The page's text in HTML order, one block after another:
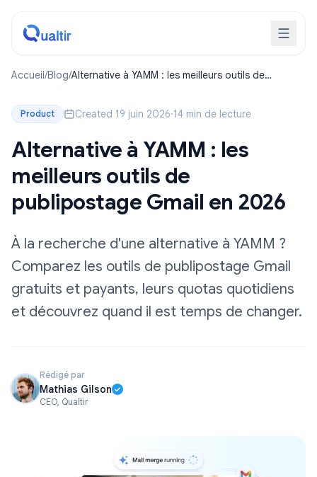
Accueil/Blog/Alternative à YAMM : les meilleurs outils de
Product Created 19 juin 2026·14 min de lecture
Alternative à YAMM : les
meilleurs outils de
publipostage Gmail en 2026
À la recherche d'une alternative à YAMM ?
Comparez les outils de publipostage Gmail
gratuits et payants, leurs quotas quotidiens
et découvrez quand il est temps de changer.
Rédigé par
Mathias Gilson
CEO, Qualtir